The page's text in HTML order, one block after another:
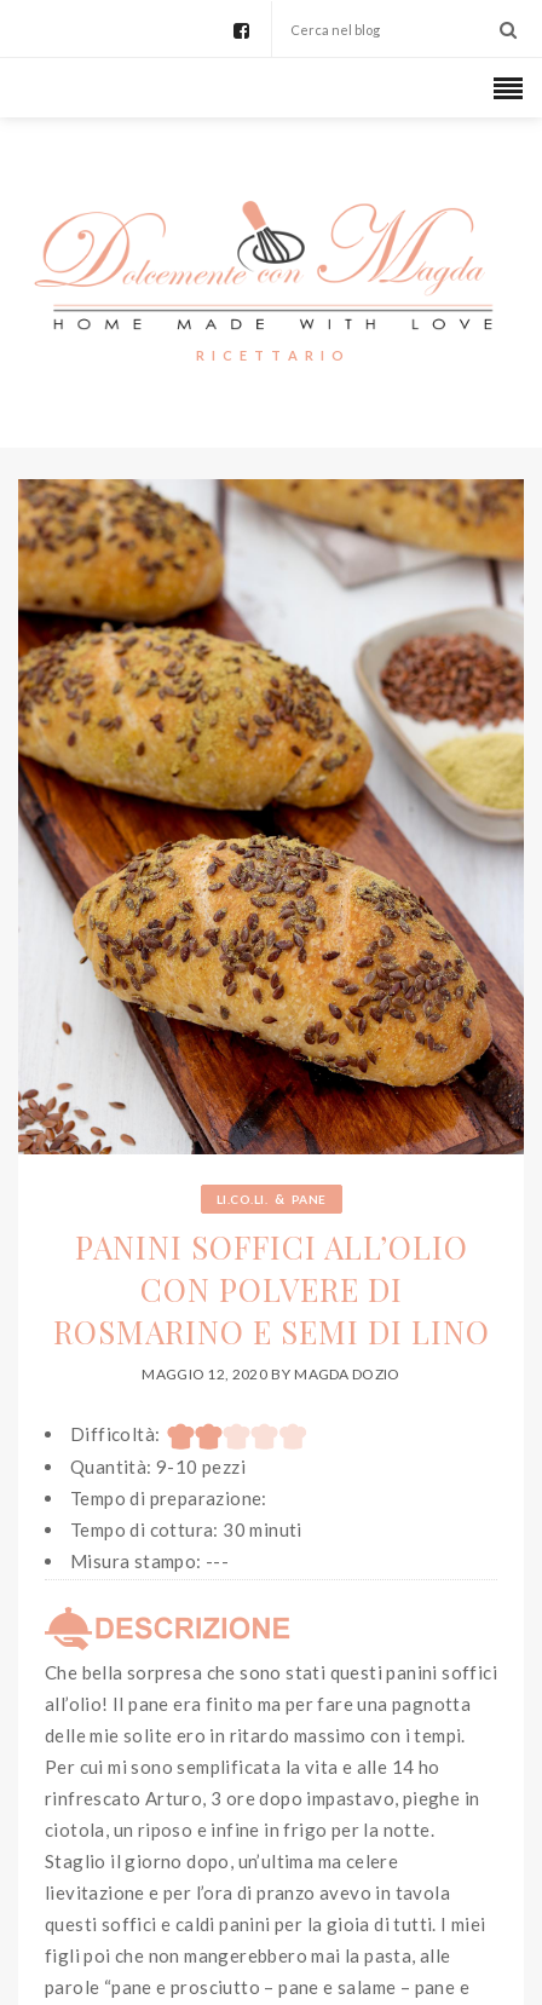
R I C E T T A R I O
LI.CO.LI. & PANE
PANINI SOFFICI ALL’OLIO
CON POLVERE DI
ROSMARINO E SEMI DI LINO
MAGGIO 12, 2020 BY MAGDA DOZIO
Difficoltà:
Quantità: 9-10 pezzi
Tempo di preparazione:
Tempo di cottura: 30 minuti
Misura stampo: ---
Che bella sorpresa che sono stati questi panini soffici
all’olio! Il pane era finito ma per fare una pagnotta
delle mie solite ero in ritardo massimo con i tempi.
Per cui mi sono semplificata la vita e alle 14 ho
rinfrescato Arturo, 3 ore dopo impastavo, pieghe in
ciotola, un riposo e infine in frigo per la notte.
Staglio il giorno dopo, un’ultima ma celere
lievitazione e per l’ora di pranzo avevo in tavola
questi soffici e caldi panini per la gioia di tutti. I miei
figli poi che non mangerebbero mai la pasta, alle
parole “pane e prosciutto – pane e salame – pane e